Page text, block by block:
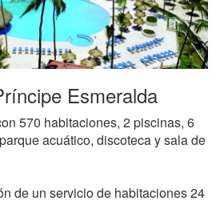
Esmeralda
570 habitaciones, 2 piscinas, 6
acuático, discoteca y sala de
de un servicio de habitaciones 24